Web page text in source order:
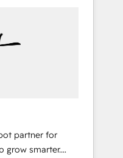
partner for
grow smarter.